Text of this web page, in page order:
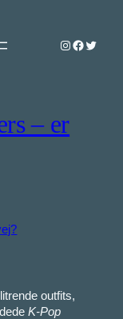
Instagram
Twitter
– er
outfits,
K-Pop